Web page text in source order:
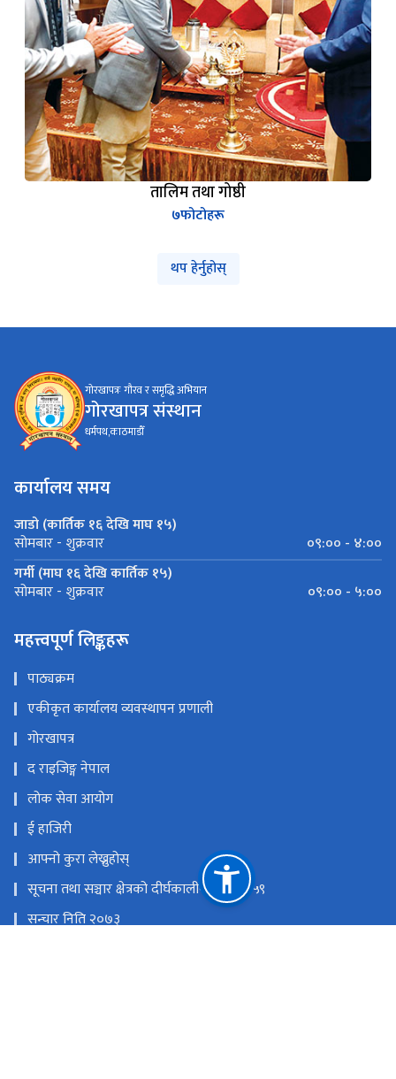
तालिम तथा गोष्ठी
७फोटोहरू
थप हेर्नुहोस्
धर्मपथ,काठमाडौँ
कार्यालय समय
जाडो (कार्तिक १६ देखि माघ १५)
सोमबार - शुक्रवार
गर्मी (माघ १६ देखि कार्तिक १५)
सोमबार - शुक्रवार ०९:०० - ५:००
महत्त्वपूर्ण लिङ्कहरू
पाठ्यक्रम
गोरखापत्र
द राइजिङ्ग नेपाल
लोक सेवा आयोग
ई हाजिरी
आफ्नो कुरा लेख्नुहोस्
सूचना तथा सञ्चार क्षेत्रको दीर्घकालीन नीति २०५९
सन्चार निति २०७३
राष्ट्रिय प्राकृतिक स्रोत तथा वित्त आयोग